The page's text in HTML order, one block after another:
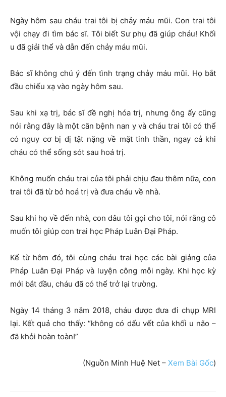
Ngày hôm sau cháu trai tôi bị chảy máu mũi. Con trai tôi
vội chạy đi tìm bác sĩ. Tôi biết Sư phụ đã giúp cháu! Khối
u đã giải thể và dẫn đến chảy máu mũi.
Bác sĩ không chú ý đến tình trạng chảy máu mũi. Họ bắt
đầu chiếu xạ vào ngày hôm sau.
Sau khi xạ trị, bác sĩ đề nghị hóa trị, nhưng ông ấy cũng
nói rằng đây là một căn bệnh nan y và cháu trai tôi có thể
có nguy cơ bị dị tật nặng về mặt tinh thần, ngay cả khi
cháu có thể sống sót sau hoá trị.
Không muốn cháu trai của tôi phải chịu đau thêm nữa, con
trai tôi đã từ bỏ hoá trị và đưa cháu về nhà.
Sau khi họ về đến nhà, con dâu tôi gọi cho tôi, nói rằng cô
muốn tôi giúp con trai học Pháp Luân Đại Pháp.
Kể từ hôm đó, tôi cùng cháu trai học các bài giảng của
Pháp Luân Đại Pháp và luyện công mỗi ngày. Khi học kỳ
mới bắt đầu, cháu đã có thể trở lại trường.
Ngày 14 tháng 3 năm 2018, cháu được đưa đi chụp MRI
lại. Kết quả cho thấy: “không có dấu vết của khối u não –
đã khỏi hoàn toàn!”
(Nguồn Minh Huệ Net – Xem Bài Gốc)